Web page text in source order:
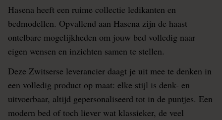
Hasena heeft een ruime collectie ledikanten en
bedmodellen. Opvallend aan Hasena zijn de haast
ontelbare mogelijkheden om jouw bed volledig naar
eigen wensen en inzichten samen te stellen.
Deze Zwitserse leverancier daagt je uit mee te denken in
een volledig product op maat: elke stijl is denk- en
uitvoerbaar, altijd gepersonaliseerd tot in de puntjes. Een
modern bed of toch liever wat klassieker, de veel